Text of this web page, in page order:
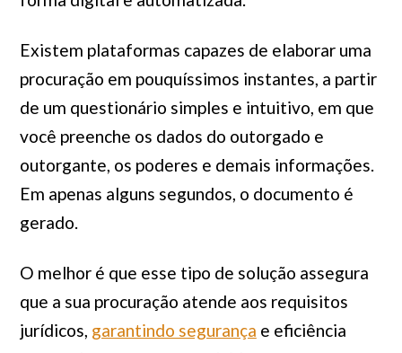
Existem plataformas capazes de elaborar uma
procuração em pouquíssimos instantes, a partir
de um questionário simples e intuitivo, em que
você preenche os dados do outorgado e
outorgante, os poderes e demais informações.
Em apenas alguns segundos, o documento é
gerado.
O melhor é que esse tipo de solução assegura
que a sua procuração atende aos requisitos
jurídicos, garantindo segurança e eficiência